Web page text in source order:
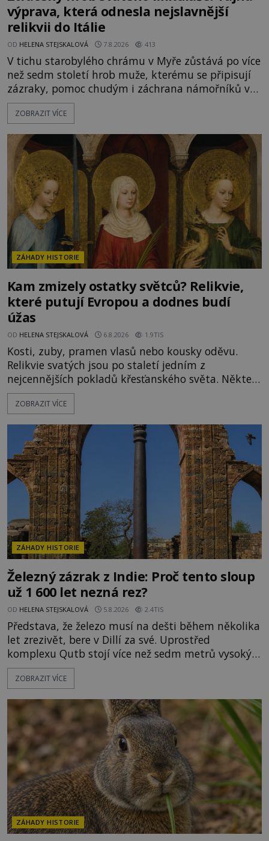
výprava, která odnesla nejslavnější
relikvii do Itálie
OD HELENA STEJSKALOVÁ 7.8.2026 413
V tichu starobylého chrámu v Myře zůstává po více
než sedm století hrob muže, kterému se připisují
zázraky, pomoc chudým i záchrana námořníků v
bouřích. Pak ale přichází rok 1087 a klidné místo
se mění v dějiště podivné noční výpravy. Skupina
Mikuláše a odváží jeho ostatky přes moře do Bari.
Je to zbožná záchrana před nebezpečím, nebo
promyšlená krádež,
ZOBRAZIT VÍCE
ZÁHADY HISTORIE
Kam zmizely ostatky světců? Relikvie,
které putují Evropou a dodnes budí
úžas
OD HELENA STEJSKALOVÁ 6.8.2026 1.9TIS
Kosti, zuby, pramen vlasů nebo kousky oděvu.
Relikvie svatých jsou po staletí jedním z
nejcennějších pokladů křesťanského světa. Některé
mají pečlivě doloženou historii, jiné provází
záhady, krádeže i nečekané objevy. Jejich osudy
o skutečné historické události. Ve středověké
Evropě mají relikvie mimořádnou hodnotu. Nejsou
jen předmětem úcty
ZOBRAZIT VÍCE
ZÁHADY HISTORIE
Železný zázrak z Indie: Proč tento sloup
už 1 600 let nezná rez?
OD HELENA STEJSKALOVÁ 5.8.2026 2.4TIS
Představa, že železo musí na dešti během několika
let zrezivět, bere v Dillí za své. Uprostřed
komplexu Qutb stojí více než sedm metrů vysoký
železný sloup, který už přibližně 1 600 let odolává
počasí s jen nepatrnými stopami koroze. Jeho
ztracených technologiích či tajemných
materiálech. Moderní metalurgie však ukazuje, že
skutečné vysvětlení je ješt
ZOBRAZIT VÍCE
ZÁHADY HISTORIE